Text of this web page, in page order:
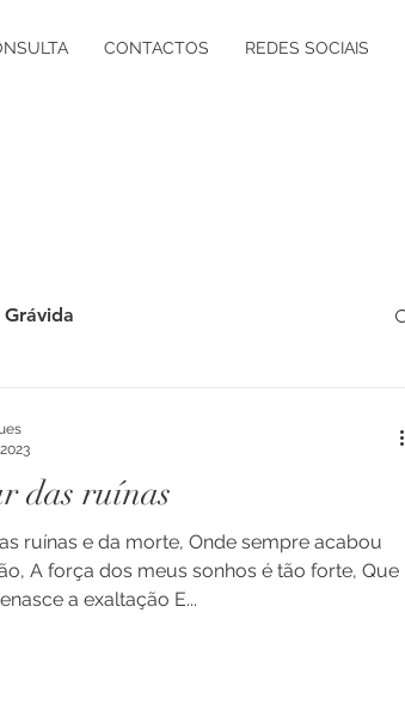
CONTACTOS REDES SOCIAIS
Desenvolvimento Vocacional
das ruínas
ruínas e da morte, Onde sempre acabou
A força dos meus sonhos é tão forte, Que
a exaltação E...